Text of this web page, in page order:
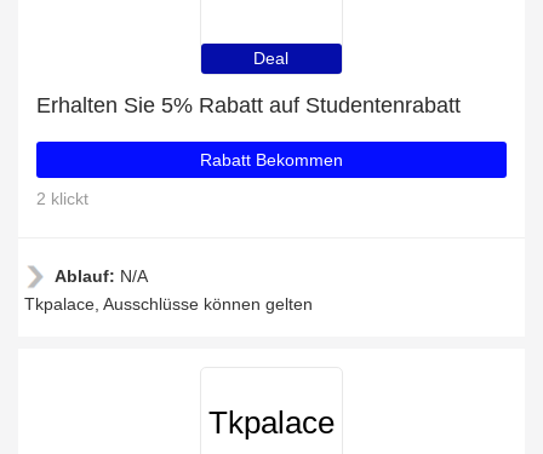
Deal
Erhalten Sie 5% Rabatt auf Studentenrabatt
Rabatt Bekommen
2 klickt
Ablauf: N/A
Tkpalace, Ausschlüsse können gelten
Tkpalace